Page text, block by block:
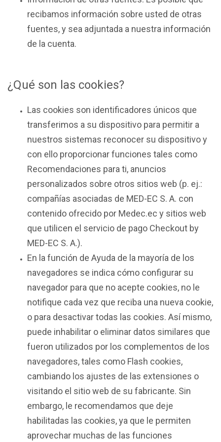
recibamos información sobre usted de otras
fuentes, y sea adjuntada a nuestra información
de la cuenta.
¿Qué son las cookies?
Las cookies son identificadores únicos que
transferimos a su dispositivo para permitir a
nuestros sistemas reconocer su dispositivo y
con ello proporcionar funciones tales como
Recomendaciones para ti, anuncios
personalizados sobre otros sitios web (p. ej.:
compañías asociadas de MED-EC S. A. con
contenido ofrecido por Medec.ec y sitios web
que utilicen el servicio de pago Checkout by
MED-EC S. A.).
En la función de Ayuda de la mayoría de los
navegadores se indica cómo configurar su
navegador para que no acepte cookies, no le
notifique cada vez que reciba una nueva cookie,
o para desactivar todas las cookies. Así mismo,
puede inhabilitar o eliminar datos similares que
fueron utilizados por los complementos de los
navegadores, tales como Flash cookies,
cambiando los ajustes de las extensiones o
visitando el sitio web de su fabricante. Sin
embargo, le recomendamos que deje
habilitadas las cookies, ya que le permiten
aprovechar muchas de las funciones